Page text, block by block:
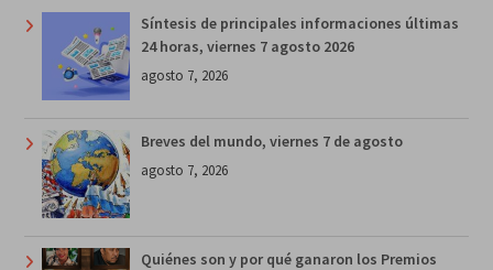
Síntesis de principales informaciones últimas
24 horas, viernes 7 agosto 2026
agosto 7, 2026
Breves del mundo, viernes 7 de agosto
agosto 7, 2026
Quiénes son y por qué ganaron los Premios